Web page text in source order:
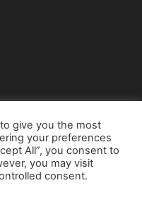
give you the most
your preferences
All”, you consent to
you may visit
consent.